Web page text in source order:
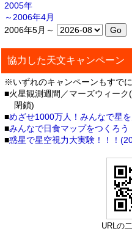
2005年
～2006年4月
2006年5月～
協力した天文キャンペーン
※いずれのキャンペーンもすでに
■火星観測週間／マーズウィー
閉鎖)
■めざせ1000万人！みんなで星
■みんなで日食マップをつくろ
■惑星で星空視力大実験！！！
URLの